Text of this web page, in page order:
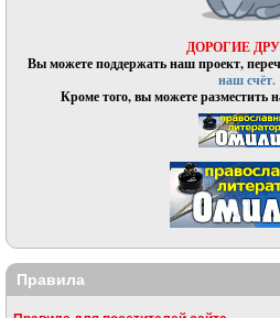
ДОРОГИЕ
Вы можете поддержать наш проект,
наш счёт.
Кроме того, вы можете разместить
Правила